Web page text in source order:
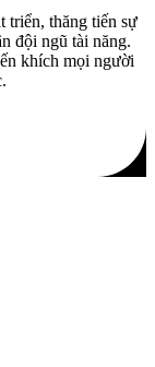
triển, thăng tiến sự
đội ngũ tài năng.
khích mọi người